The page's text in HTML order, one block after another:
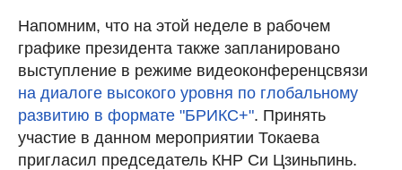
Напомним, что на этой неделе в рабочем
графике президента также запланировано
выступление в режиме видеоконференцсвязи
на диалоге высокого уровня по глобальному
развитию в формате "БРИКС+". Принять
участие в данном мероприятии Токаева
пригласил председатель КНР Си Цзиньпинь.